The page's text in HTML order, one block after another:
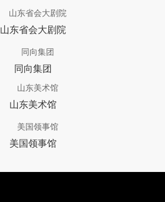
山东省会大剧院
同向集团
山东美术馆
美国领事馆